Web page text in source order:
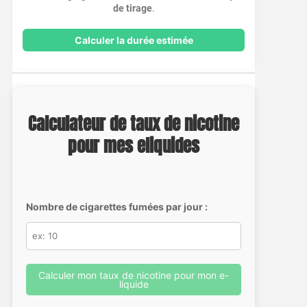
de tirage.
Calculer la durée estimée
Calculateur de taux de nicotine
pour mes eliquides
Nombre de cigarettes fumées par jour :
Calculer mon taux de nicotine pour mon e-
liquide